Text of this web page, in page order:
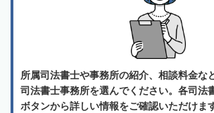
所属司法書士や事務所の紹介、相談料金な
司法書士事務所を選んでください。各司法
ボタンから詳しい情報をご確認いただけます